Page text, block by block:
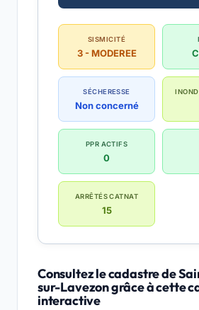
SISMICITÉ
3 - MODEREE
SÉCHERESSE
Non concerné
PPR ACTIFS
0
ARRÊTÉS CATNAT
15
Consultez le cadastre de
sur-Lavezon grâce à cette
interactive